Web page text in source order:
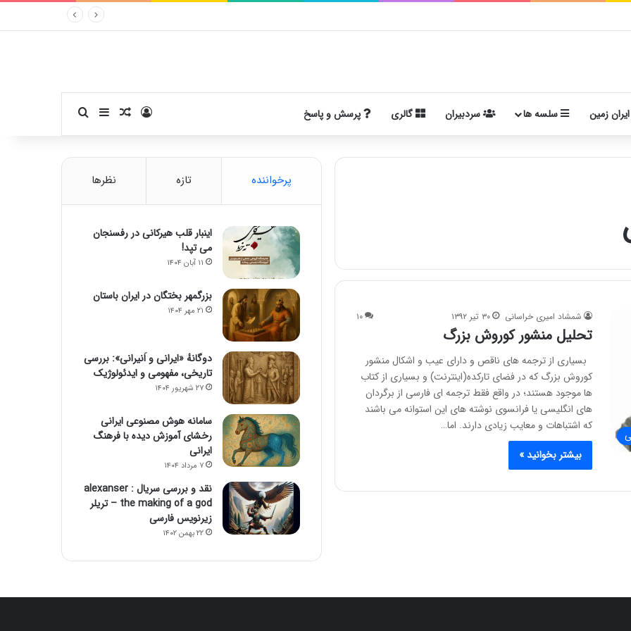
زمین سلسه ها سردبیران گالری پرسش و پاسخ ورودنوشته تصادفی
سایدبارجستجو برای
شمشاد امیری خراسانی ۳۰ تیر ۱۳۹۲ ۱۰
تحلیل منشور کوروش بزرگ
بسیاری از ترجمه های ناقص و دارای عیب و اشکال منشور
کوروش بزرگ که در فضای تارکده(اینترنت) و بسیاری از کتاب
ها موجود هستند؛ در واقع فقط ترجمه ای فارسی از برگردان
های انگلیسی یا فرانسوی نوشته های این استوانه می باشند
که اشتباهات و معایب زیادی دارند. اما…
بیشتر بخوانید »
پرخواننده تازه نظرها
اینبار قلب هیرکانی در رفسنجان
می تپد!
۱۱ آبان ۱۴۰۴
بزرگمهر بختگان در ایران باستان
۲۱ مهر ۱۴۰۴
دوگانهٔ «ایرانی و اَنیرانی»: بررسی
تاریخی، مفهومی و ایدئولوژیک
۲۷ شهریور ۱۴۰۴
سامانه هوش مصنوعی ایرانی
رخشای آموزش دیده با فرهنگ
ایرانی
۷ مرداد ۱۴۰۴
نقد و بررسی سریال alexanser :
the making of a god – تریلر
زیرنویس فارسی
۲۲ بهمن ۱۴۰۲